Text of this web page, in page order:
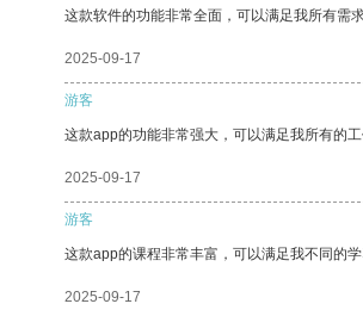
这款软件的功能非常全面，可以满足我所有需求
2025-09-17
游客
这款app的功能非常强大，可以满足我所有的
2025-09-17
游客
这款app的课程非常丰富，可以满足我不同的
2025-09-17